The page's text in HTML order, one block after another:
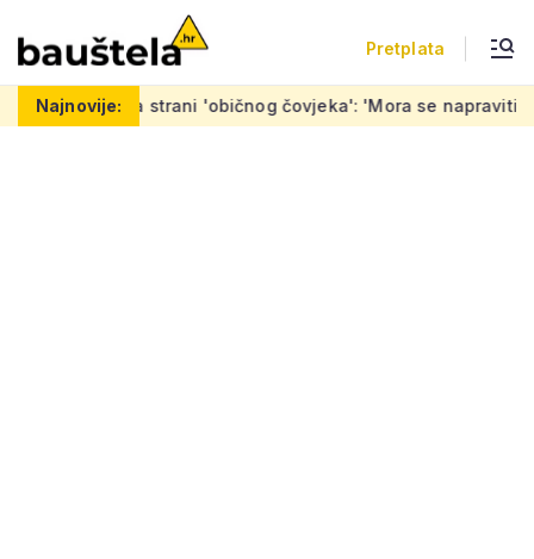
Pretplata
Najnovije:čovjeka': 'Mora se napraviti i 7.000 stanova koji su